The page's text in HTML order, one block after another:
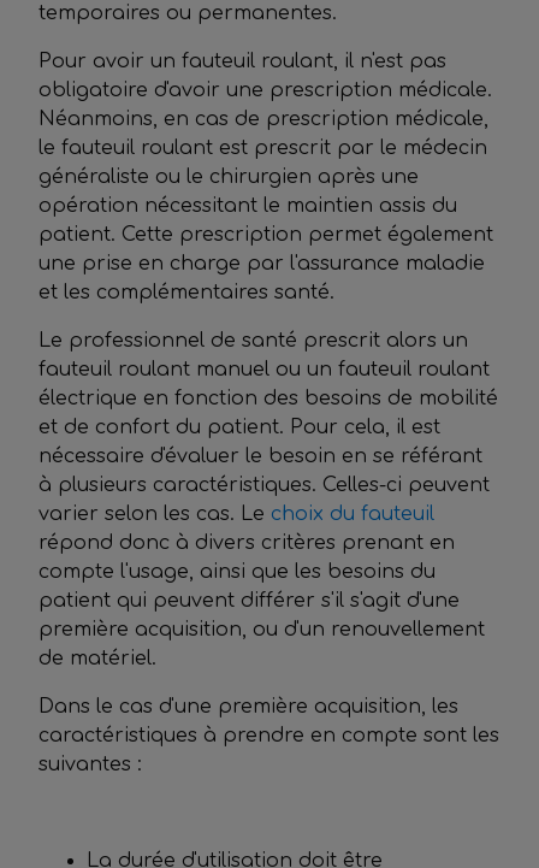
temporaires ou permanentes.
Pour avoir un fauteuil roulant, il n'est pas
obligatoire d'avoir une prescription médicale.
Néanmoins, en cas de prescription médicale,
le fauteuil roulant est prescrit par le médecin
généraliste ou le chirurgien après une
opération nécessitant le maintien assis du
patient. Cette prescription permet également
une prise en charge par l'assurance maladie
et les complémentaires santé.
Le professionnel de santé prescrit alors un
fauteuil roulant manuel ou un fauteuil roulant
électrique en fonction des besoins de mobilité
et de confort du patient. Pour cela, il est
nécessaire d'évaluer le besoin en se référant
à plusieurs caractéristiques. Celles-ci peuvent
varier selon les cas. Le choix du fauteuil
répond donc à divers critères prenant en
compte l'usage, ainsi que les besoins du
patient qui peuvent différer s'il s'agit d'une
première acquisition, ou d'un renouvellement
de matériel.
Dans le cas d'une première acquisition, les
caractéristiques à prendre en compte sont les
suivantes :
La durée d'utilisation doit être